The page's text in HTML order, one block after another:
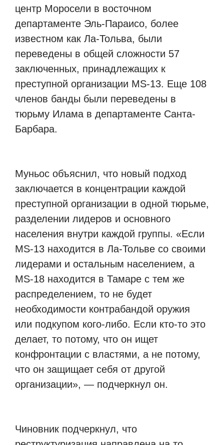
центр Моросели в восточном
департаменте Эль-Параисо, более
известном как Ла-Тольва, были
переведены в общей сложности 57
заключенных, принадлежащих к
преступной организации MS-13. Еще 108
членов банды были переведены в
тюрьму Илама в департаменте Санта-
Барбара.
Муньос объяснил, что новый подход
заключается в концентрации каждой
преступной организации в одной тюрьме,
разделении лидеров и основного
населения внутри каждой группы. «Если
MS-13 находится в Ла-Тольве со своими
лидерами и остальным населением, а
MS-18 находится в Тамаре с тем же
распределением, то не будет
необходимости контрабандой оружия
или подкупом кого-либо. Если кто-то это
делает, то потому, что он ищет
конфронтации с властями, а не потому,
что он защищает себя от другой
организации», — подчеркнул он.
Чиновник подчеркнул, что